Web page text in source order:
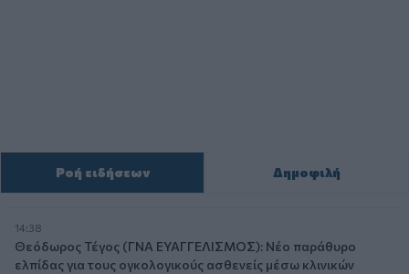
Ροή ειδήσεων Δημοφιλή
14:38
Θεόδωρος Τέγος (ΓΝΑ ΕΥΑΓΓΕΛΙΣΜΟΣ): Νέο παράθυρο
ελπίδας για τους ογκολογικούς ασθενείς μέσω κλινικών